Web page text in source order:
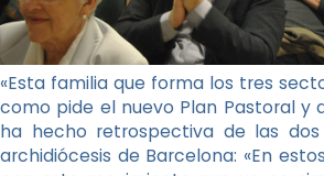
«Esta familia que forma los tres
como pide el nuevo Plan Pastoral y
ha hecho retrospectiva de las
archidiócesis de Barcelona: «En